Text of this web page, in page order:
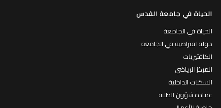
الحياة في جامعة القدس
الحياة في الجامعة
جولة افتراضية في الجامعة
الكافتيريات
المركز الرياضي
السكنات الداخلية
عمادة شؤون الطلبة